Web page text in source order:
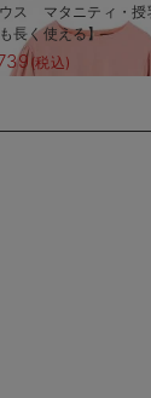
ス マタニティ・授
長く使える】
(税込)